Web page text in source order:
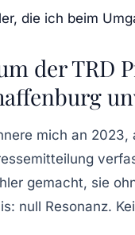
die ich beim
der TRD
mich an
gemacht, sie
null Resonanz.